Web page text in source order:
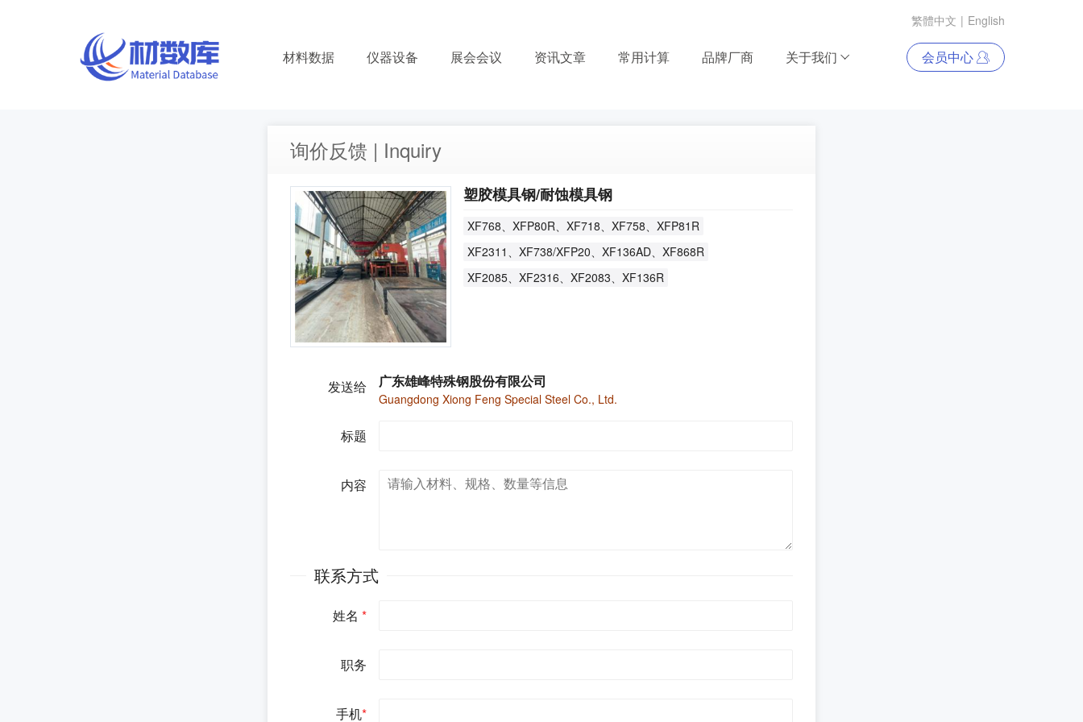
繁體中文 | English
材料数据 仪器设备 展会会议 资讯文章 常用计算 品牌厂商 关于我们 会员中心
询价反馈 | Inquiry
塑胶模具钢/耐蚀模具钢
XF768、XFP80R、XF718、XF758、XFP81R
XF2311、XF738/XFP20、XF136AD、XF868R
XF2085、XF2316、XF2083、XF136R
发送给 广东雄峰特殊钢股份有限公司
Guangdong Xiong Feng Special Steel Co., Ltd.
标题
内容
联系方式
姓名 *
职务
手机*